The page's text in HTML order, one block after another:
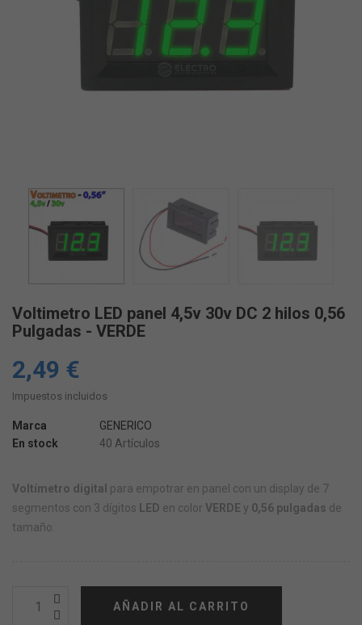
Voltimetro LED panel 4,5v 30v DC 2 hilos 0,56
Pulgadas - VERDE
2,49 €
Impuestos incluidos
Marca
GENERICO
En stock
40 Artículos
Voltímetro digital para empotrar en panel con un display de 7
segmentos con 3 dígitos LED en color VERDE y 0,56 pulgadas de
tamaño.
AÑADIR AL CARRITO